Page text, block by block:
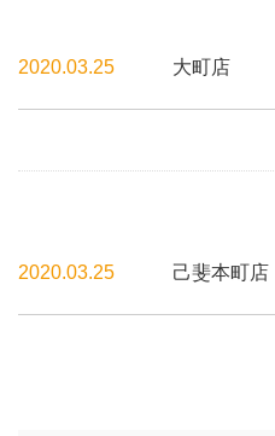
2020.03.25 大町店
2020.03.25 己斐本町店